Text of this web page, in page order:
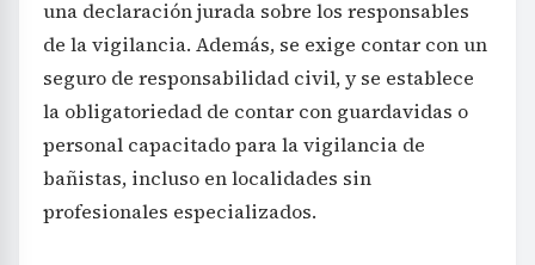
una declaración jurada sobre los responsables
de la vigilancia. Además, se exige contar con un
seguro de responsabilidad civil, y se establece
la obligatoriedad de contar con guardavidas o
personal capacitado para la vigilancia de
bañistas, incluso en localidades sin
profesionales especializados.